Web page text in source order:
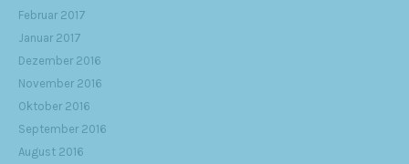
Februar 2017
Januar 2017
Dezember 2016
November 2016
Oktober 2016
September 2016
August 2016